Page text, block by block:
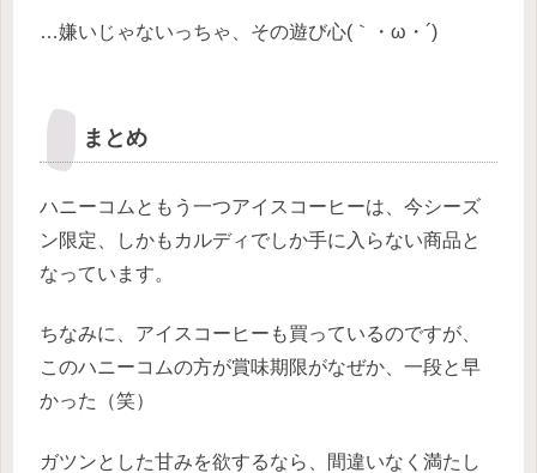
…嫌いじゃないっちゃ、その遊び心(｀・ω・´)
まとめ
ハニーコムともう一つアイスコーヒーは、今シーズ
ン限定、しかもカルディでしか手に入らない商品と
なっています。
ちなみに、アイスコーヒーも買っているのですが、
このハニーコムの方が賞味期限がなぜか、一段と早
かった（笑）
ガツンとした甘みを欲するなら、間違いなく満たし